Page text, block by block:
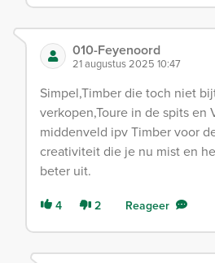
010-Feyenoord
21 augustus 2025 10:47
Simpel,Timber die toch niet
verkopen,Toure in de spits en
middenveld ipv Timber voor
creativiteit die je nu mist en
beter uit.
4 2 Reageer